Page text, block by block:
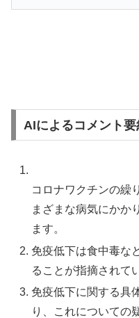
AIによるコメント要
コロナワクチンの繰
まざまな病気にかか
ます。
免疫低下は食中毒な
ることが指摘されて
免疫低下に関する具
り、これについての